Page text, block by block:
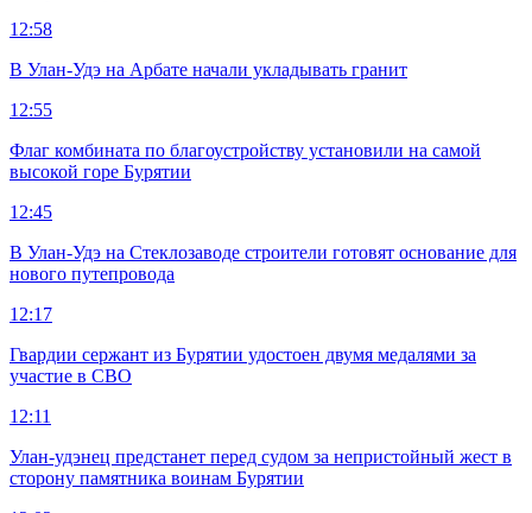
12:58
В Улан-Удэ на Арбате начали укладывать гранит
12:55
Флаг комбината по благоустройству установили на самой
высокой горе Бурятии
12:45
В Улан-Удэ на Стеклозаводе строители готовят основание для
нового путепровода
12:17
Гвардии сержант из Бурятии удостоен двумя медалями за
участие в СВО
12:11
Улан-удэнец предстанет перед судом за непристойный жест в
сторону памятника воинам Бурятии